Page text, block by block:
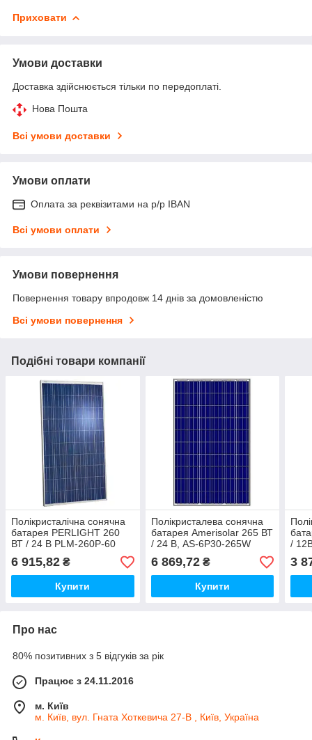
Приховати
Умови доставки
Доставка здійснюється тільки по передоплаті.
Нова Пошта
Всі умови доставки
Умови оплати
Оплата за реквізитами на р/р IBAN
Всі умови оплати
Умови повернення
Повернення товару впродовж 14 днів за домовленістю
Всі умови повернення
Подібні товари компанії
Полікристалічна сонячна
батарея PERLIGHT 260
ВТ / 24 В PLM-260P-60
6 915,82 ₴
Купити
Полікристалева сонячна
батарея Amerisolar 265 ВТ
/ 24 В, AS-6P30-265W
6 869,72₴
Купити
/
3
Про нас
80% позитивних з 5 відгуків за рік
Працює з 24.11.2016
м. Київ
м. Київ, вул. Гната Хоткевича 27-В , Київ, Україна